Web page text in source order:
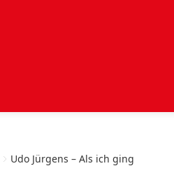
Udo Jürgens – Als ich ging